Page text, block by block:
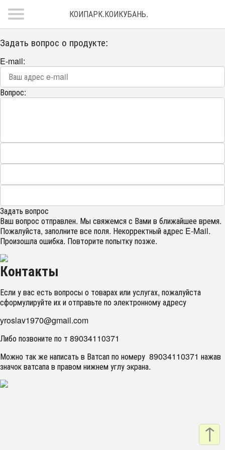
КОИПАРК.КОИКУБАНЬ.
Задать вопрос о продукте:
E-mail:
Вопрос:
Задать вопрос
Ваш вопрос отправлен. Мы свяжемся с Вами в ближайшее время.
Пожалуйста, заполните все поля. Некорректный адрес E-Mail.
Произошла ошибка. Повторите попытку позже.
Контакты
Если у вас есть вопросы о товарах или услугах, пожалуйста
сформулируйте их и отправьте по электронному адреcу
yroslav1970@gmail.com
Либо позвоните по т 89034110371
Можно так же написать в Ватсап по номеру 89034110371 нажав
значок ватсапа в правом нижнем углу экрана.
↑